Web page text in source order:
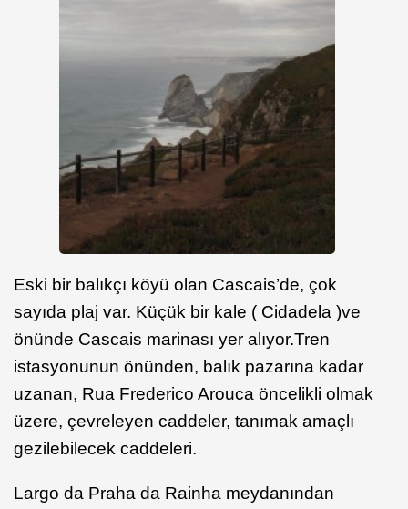
Eski bir balıkçı köyü olan Cascais’de, çok
sayıda plaj var. Küçük bir kale ( Cidadela )ve
önünde Cascais marinası yer alıyor.Tren
istasyonunun önünden, balık pazarına kadar
uzanan, Rua Frederico Arouca öncelikli olmak
üzere, çevreleyen caddeler, tanımak amaçlı
gezilebilecek caddeleri.
Largo da Praha da Rainha meydanından